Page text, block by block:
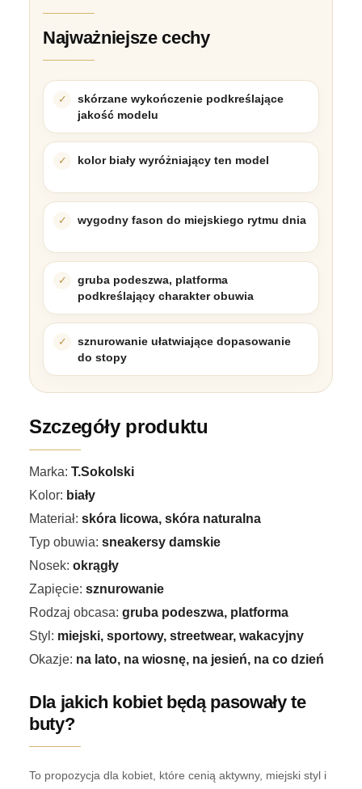
Najważniejsze cechy
skórzane wykończenie podkreślające
jakość modelu
kolor biały wyróżniający ten model
wygodny fason do miejskiego rytmu dnia
gruba podeszwa, platforma
podkreślający charakter obuwia
sznurowanie ułatwiające dopasowanie
do stopy
Szczegóły produktu
Marka: T.Sokolski
Kolor: biały
Materiał: skóra licowa, skóra naturalna
Typ obuwia: sneakersy damskie
Nosek: okrągły
Zapięcie: sznurowanie
Rodzaj obcasa: gruba podeszwa, platforma
Styl: miejski, sportowy, streetwear, wakacyjny
Okazje: na lato, na wiosnę, na jesień, na co dzień
Dla jakich kobiet będą pasowały te
buty?
To propozycja dla kobiet, które cenią aktywny, miejski styl i